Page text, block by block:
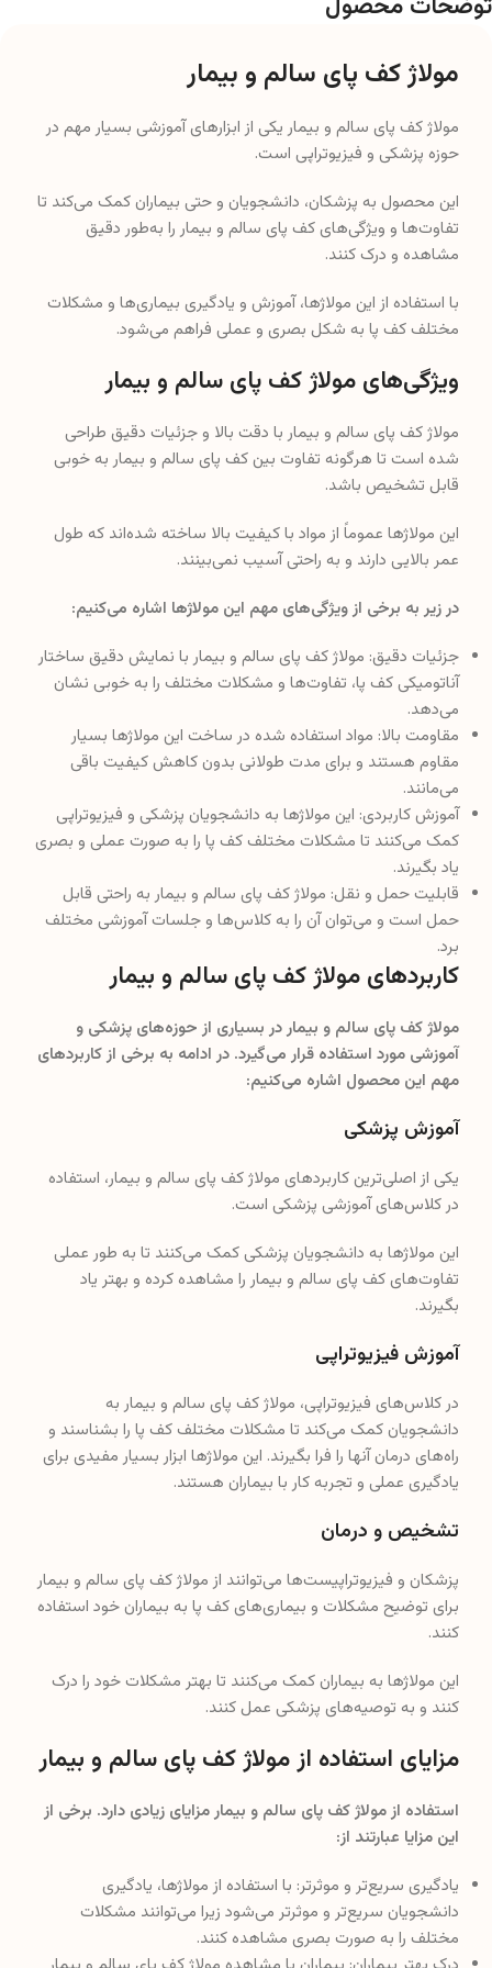
مولاژ کف پای سالم و بیمار
مولاژ کف پای سالم و بیمار یکی از ابزارهای آموزشی بسیار مهم در
حوزه پزشکی و فیزیوتراپی است.
این محصول به پزشکان، دانشجویان و حتی بیماران کمک می‌کند تا
تفاوت‌ها و ویژگی‌های کف پای سالم و بیمار را به‌طور دقیق
مشاهده و درک کنند.
با استفاده از این مولاژها، آموزش و یادگیری بیماری‌ها و مشکلات
مختلف کف پا به شکل بصری و عملی فراهم می‌شود.
ویژگی‌های مولاژ کف پای سالم و بیمار
مولاژ کف پای سالم و بیمار با دقت بالا و جزئیات دقیق طراحی
شده است تا هرگونه تفاوت بین کف پای سالم و بیمار به خوبی
قابل تشخیص باشد.
این مولاژها عموماً از مواد با کیفیت بالا ساخته شده‌اند که طول
عمر بالایی دارند و به راحتی آسیب نمی‌بینند.
در زیر به برخی از ویژگی‌های مهم این مولاژها اشاره می‌کنیم:
جزئیات دقیق: مولاژ کف پای سالم و بیمار با نمایش دقیق ساختار
آناتومیکی کف پا، تفاوت‌ها و مشکلات مختلف را به خوبی نشان
می‌دهد.
مقاومت بالا: مواد استفاده شده در ساخت این مولاژها بسیار
مقاوم هستند و برای مدت طولانی بدون کاهش کیفیت باقی
می‌مانند.
آموزش کاربردی: این مولاژها به دانشجویان پزشکی و فیزیوتراپی
کمک می‌کنند تا مشکلات مختلف کف پا را به صورت عملی و بصری
یاد بگیرند.
قابلیت حمل و نقل: مولاژ کف پای سالم و بیمار به راحتی قابل
حمل است و می‌توان آن را به کلاس‌ها و جلسات آموزشی مختلف
برد.
کاربردهای مولاژ کف پای سالم و بیمار
مولاژ کف پای سالم و بیمار در بسیاری از حوزه‌های پزشکی و
آموزشی مورد استفاده قرار می‌گیرد. در ادامه به برخی از کاربردهای
مهم این محصول اشاره می‌کنیم:
آموزش پزشکی
یکی از اصلی‌ترین کاربردهای مولاژ کف پای سالم و بیمار، استفاده
در کلاس‌های آموزشی پزشکی است.
این مولاژها به دانشجویان پزشکی کمک می‌کنند تا به طور عملی
تفاوت‌های کف پای سالم و بیمار را مشاهده کرده و بهتر یاد
بگیرند.
آموزش فیزیوتراپی
در کلاس‌های فیزیوتراپی، مولاژ کف پای سالم و بیمار به
دانشجویان کمک می‌کند تا مشکلات مختلف کف پا را بشناسند و
راه‌های درمان آنها را فرا بگیرند. این مولاژها ابزار بسیار مفیدی برای
یادگیری عملی و تجربه کار با بیماران هستند.
تشخیص و درمان
پزشکان و فیزیوتراپیست‌ها می‌توانند از مولاژ کف پای سالم و بیمار
برای توضیح مشکلات و بیماری‌های کف پا به بیماران خود استفاده
کنند.
این مولاژها به بیماران کمک می‌کنند تا بهتر مشکلات خود را درک
کنند و به توصیه‌های پزشکی عمل کنند.
مزایای استفاده از مولاژ کف پای سالم و بیمار
استفاده از مولاژ کف پای سالم و بیمار مزایای زیادی دارد. برخی از
این مزایا عبارتند از:
یادگیری سریع‌تر و موثرتر: با استفاده از مولاژها، یادگیری
دانشجویان سریع‌تر و موثرتر می‌شود زیرا می‌توانند مشکلات
مختلف را به صورت بصری مشاهده کنند.